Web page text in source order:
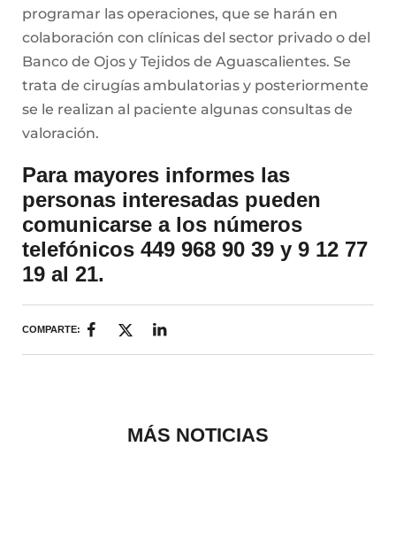
programar las operaciones, que se harán en
colaboración con clínicas del sector privado o del
Banco de Ojos y Tejidos de Aguascalientes. Se
trata de cirugías ambulatorias y posteriormente
se le realizan al paciente algunas consultas de
valoración.
Para mayores informes las
personas interesadas pueden
comunicarse a los números
telefónicos 449 968 90 39 y 9 12 77
19 al 21.
COMPARTE:
MÁS NOTICIAS